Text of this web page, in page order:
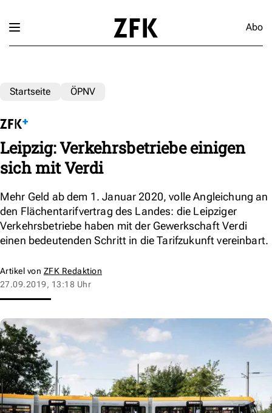
Abo
Startseite ÖPNV
Leipzig: Verkehrsbetriebe einigen
sich mit Verdi
Mehr Geld ab dem 1. Januar 2020, volle Angleichung an
den Flächentarifvertrag des Landes: die Leipziger
Verkehrsbetriebe haben mit der Gewerkschaft Verdi
einen bedeutenden Schritt in die Tarifzukunft vereinbart.
Artikel von ZFK Redaktion
27.09.2019, 13:18 Uhr